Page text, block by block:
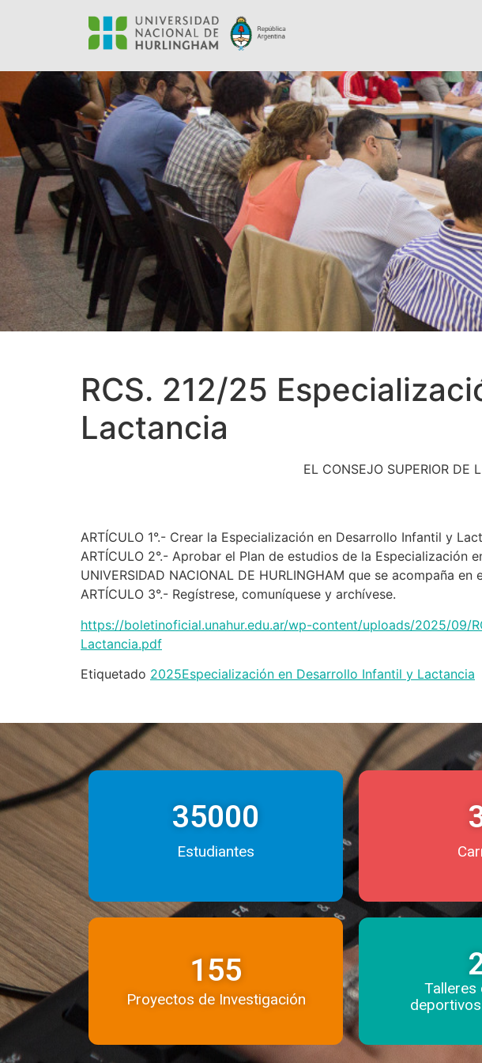
RCS. 212/25
Lactancia
EL CONSEJO SUPERIOR DE
ARTÍCULO 1°.- Crear la Especialización en Desarrollo Infantil y
ARTÍCULO 2°.- Aprobar el Plan de estudios de la Especialización
UNIVERSIDAD NACIONAL DE HURLINGHAM que se acompaña
ARTÍCULO 3°.- Regístrese, comuníquese y archívese.
https://boletinoficial.unahur.edu.ar/wp-content/uploads/2025/09/
Lactancia.pdf
Etiquetado 2025Especialización en Desarrollo Infantil y Lactancia
35000
Estudiantes
155
Proyectos de Investigación
Talleres